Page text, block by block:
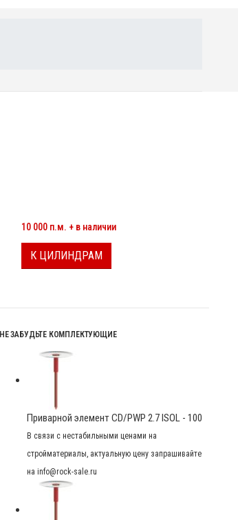
10 000 п.м. + в наличии
К ЦИЛИНДРАМ
НЕ ЗАБУДЬТЕ КОМПЛЕКТУЮЩИЕ
Приварной элемент CD/PWP 2.7 ISOL - 100
В связи с нестабильными ценами на
стройматериалы, актуальную цену запрашивайте
на info@rock-sale.ru